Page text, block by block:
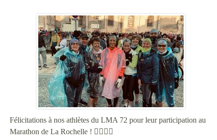
Félicitations à nos athlètes du LMA 72 pour leur participation au
Marathon de La Rochelle ! 🏃‍♂️🏃‍♀️